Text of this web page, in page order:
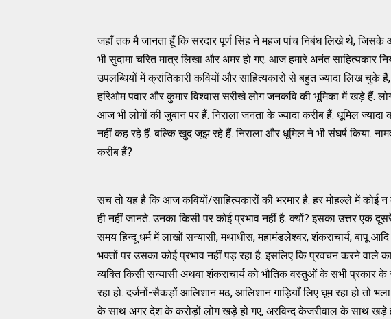
जहाँ तक मै जानता हूँ कि सरदार पूर्ण सिंह ने महज पांच निबंध लिखे थे, जिसके
भी सुदामा चरित मात्र लिखा और अमर हो गए. आज हमारे अनंत साहित्यकार
उपलब्धियों में क्रांतिकारी कवियों और साहित्यकारों से बहुत ज्यादा लिख चुके
हरिओम पवार और कुमार विश्वास सरीखे लोग जनकवि की भूमिका में खड़े हैं.
आज भी लोगों की जुबान पर हैं. निराला जनता के ज्यादा करीब हैं. धूमिल
नहीं कह रहे हैं. बल्कि खुद जूझ रहे हैं. निराला और धूमिल ने भी संघर्ष किया.
करीब हैं?
सच तो यह है कि आज कवियों/साहित्यकारों की भरमार है. हर मोहल्ले में कोई
ही नहीं जानते. उनका किसी पर कोई प्रभाव नहीं है. क्यों? इसका उत्तर एक
समय हिन्दू धर्म में लाखों सन्यासी, मथाधीस, महामंडलेश्वर, शंकराचार्य, बापू
भक्तों पर उसका कोई प्रभाव नहीं पड़ रहा है. इसलिए कि प्रवचन करने
व्यक्ति किसी सन्यासी अथवा शंकराचार्य को भौतिक वस्तुओं के सभी प्रकार
रहा हो. दर्जनों-सैकड़ों आलिशान मठ, आलिशान गाड़ियाँ लिए घूम रहा हो तो
के साथ अगर देश के करोड़ों लोग खड़े हो गए, अरविन्द केजरीवाल के साथ खड़े